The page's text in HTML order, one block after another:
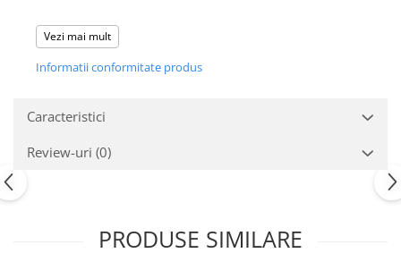
Impact real asupra confortului și
productivității.
Un mediu curat și uscat reduce stresul operațional și
Reducerea riscului de alunecare
în perioadele ploioase
Menținerea pardoselilor uscate
respirator
mai puține incidente, mai puține distrageri și
Vezi mai mult
Informatii conformitate produs
Caracteristici
Review-uri (0)
PRODUSE SIMILARE